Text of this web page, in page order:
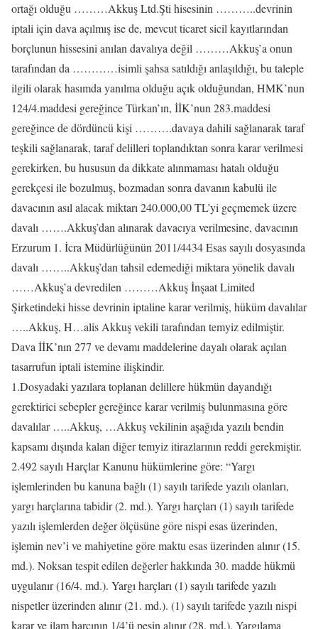
ortağı olduğu ………Akkuş Ltd.Şti hisesinin ………..devrinin
iptali için dava açılmış ise de, mevcut ticaret sicil kayıtlarından
borçlunun hissesini anılan davalıya değil ………Akkuş’a onun
tarafından da …………isimli şahsa satıldığı anlaşıldığı, bu taleple
ilgili olarak hasımda yanılma olduğu açık olduğundan, HMK’nun
124/4.maddesi gereğince Türkan’ın, İİK’nun 283.maddesi
gereğince de dördüncü kişi ……….davaya dahili sağlanarak taraf
teşkili sağlanarak, taraf delilleri toplandıktan sonra karar verilmesi
gerekirken, bu hususun da dikkate alınmaması hatalı olduğu
gerekçesi ile bozulmuş, bozmadan sonra davanın kabulü ile
davacının asıl alacak miktarı 240.000,00 TL’yi geçmemek üzere
davalı …….Akkuş’dan alınarak davacıya verilmesine, davacının
Erzurum 1. İcra Müdürlüğünün 2011/4434 Esas sayılı dosyasında
davalı ……..Akkuş’dan tahsil edemediği miktara yönelik davalı
……Akkuş’a devredilen ………Akkuş İnşaat Limited
Şirketindeki hisse devrinin iptaline karar verilmiş, hüküm davalılar
…..Akkuş, H…alis Akkuş vekili tarafından temyiz edilmiştir.
Dava İİK’nın 277 ve devamı maddelerine dayalı olarak açılan
tasarrufun iptali istemine ilişkindir.
1.Dosyadaki yazılara toplanan delillere hükmün dayandığı
gerektirici sebepler gereğince karar verilmiş bulunmasına göre
davalılar …..Akkuş, …Akkuş vekilinin aşağıda yazılı bendin
kapsamı dışında kalan diğer temyiz itirazlarının reddi gerekmiştir.
2.492 sayılı Harçlar Kanunu hükümlerine göre: “Yargı
işlemlerinden bu kanuna bağlı (1) sayılı tarifede yazılı olanları,
yargı harçlarına tabidir (2. md.). Yargı harçları (1) sayılı tarifede
yazılı işlemlerden değer ölçüsüne göre nispi esas üzerinden,
işlemin nev’i ve mahiyetine göre maktu esas üzerinden alınır (15.
md.). Noksan tespit edilen değerler hakkında 30. madde hükmü
uygulanır (16/4. md.). Yargı harçları (1) sayılı tarifede yazılı
nispetler üzerinden alınır (21. md.). (1) sayılı tarifede yazılı nispi
karar ve ilam harcının 1/4’ü peşin alınır (28. md.). Yargılama